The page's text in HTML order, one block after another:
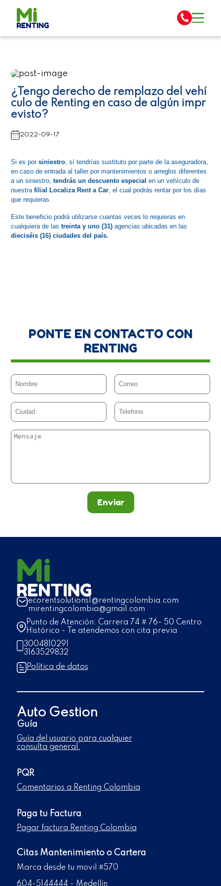
¿Tengo derecho de remplazo del vehí
culo de Renting en caso de algún impr
evisto?
2022-09-17
Si es por siniestro, sí tendrías sustituto por parte de la aseguradora,
en caso de entrada al taller por mantenimientos o arreglos diferentes
a un siniestro, tendrás un descuento especial en un vehículo de
nuestra filial Localiza Rent a Car, el cual podrás rentar por los días
que requieras.
Este beneficio podrá utilizarse cuantas veces lo requieras en
cualquiera de las treinta y uno (31)
dieciséis (16) ciudades del país.
PONTE EN CONTACTO CON
RENTING
Enviar
ecorentsolutions1@rentingcolombia.com
mirentingcolombia@gmail.com
Punto de Atención: Carrera 74 # 76- 50 Centro
Histórico - Te atendemos con cita previa
3004810291
3163529832
Política de datos
Auto Gestion
Guía
Guía del usuario para cualquier
consulta general.
PQR
Comentarios a Renting Colombia
Paga tu Factura
Pagar factura Renting Colombia
Citas Mantenimiento o Cartera
Marca desde tu movil #570
604-5144444 - Medellín